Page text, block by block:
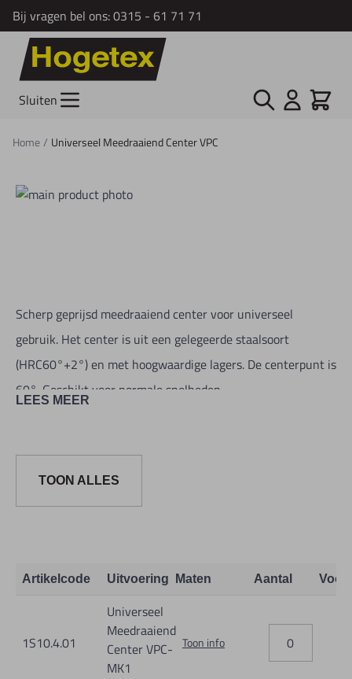
Bij vragen bel ons:0315 - 61 71 71
Ga naar de inhoud
Sluiten Zoek Cart
Home/ Universeel Meedraaiend Center VPC
Scherp geprijsd meedraaiend center voor universeel
gebruik. Het center is uit een gelegeerde staalsoort
(HRC60°+2°) en met hoogwaardige lagers. De centerpunt is
60°. Geschikt voor normale snelheden.
LEES MEER
TOON ALLES
Artikelcode Uitvoering Maten Aantal
1S10.4.01
Universeel
Meedraaiend
Center VPC-
MK1
Toon info